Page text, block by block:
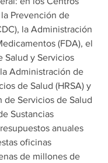
Prevención de
la Administración
(FDA), el
Salud y Servicios
Administración de
de Salud (HRSA) y
de Servicios de Salud
Sustancias
anuales
oficinas
de millones de